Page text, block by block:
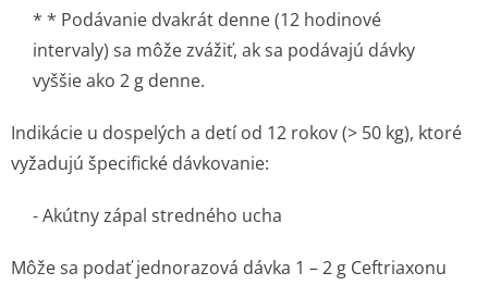
* * Podávanie dvakrát denne (12 hodinové
intervaly) sa môže zvážiť, ak sa podávajú dávky
vyššie ako 2 g denne.
Indikácie u dospelých a detí od 12 rokov (> 50 kg), ktoré
vyžadujú špecifické dávkovanie:
- Akútny zápal stredného ucha
Môže sa podať jednorazová dávka 1 – 2 g Ceftriaxonu